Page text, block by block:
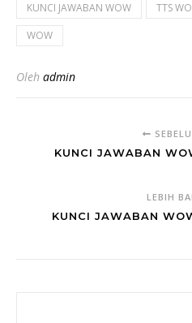
KUNCI JAWABAN WOW
TTS
WOW
Oleh admin
KUNCI JAWABAN
LEBIH
KUNCI JAWABAN